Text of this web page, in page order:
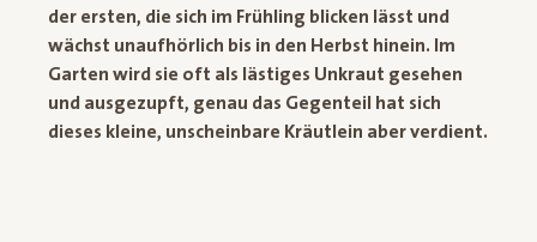
der ersten, die sich im Frühling blicken lässt und
wächst unaufhörlich bis in den Herbst hinein. Im
Garten wird sie oft als lästiges Unkraut gesehen
und ausgezupft, genau das Gegenteil hat sich
dieses kleine, unscheinbare Kräutlein aber verdient.